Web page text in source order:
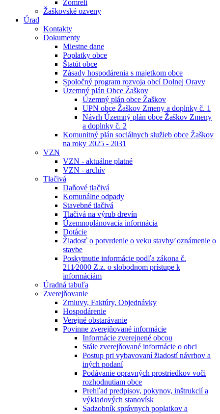
Zomreli
Žaškovské ozveny
Úrad
Kontakty
Dokumenty
Miestne dane
Poplatky obce
Štatút obce
Zásady hospodárenia s majetkom obce
Spoločný program rozvoja obcí Dolnej Oravy
Územný plán Obce Žaškov
Územný plán obce Žaškov
UPN obce Žaškov Zmeny a doplnky č. 1
Návrh Územný plán obce Žaškov Zmeny
a doplnky č. 2
Komunitný plán sociálnych služieb obce Žaškov
na roky 2025 - 2031
VZN
VZN - aktuálne platné
VZN - archív
Tlačivá
Daňové tlačivá
Komunálne odpady
Stavebné tlačivá
Tlačivá na výrub drevín
Územnoplánovacia informácia
Dotácie
Žiadosť o potvrdenie o veku stavby⁄ oznámenie o
stavbe
Poskytnutie informácie podľa zákona č.
211⁄2000 Z.z. o slobodnom prístupe k
informáciám
Úradná tabuľa
Zverejňovanie
Zmluvy, Faktúry, Objednávky
Hospodárenie
Verejné obstarávanie
Povinne zverejňované informácie
Informácie zverejnené obcou
Stále zverejňované informácie o obci
Postup pri vybavovaní žiadostí návrhov a
iných podaní
Podávanie opravných prostriedkov voči
rozhodnutiam obce
Prehľad predpisov, pokynov, inštrukcií a
výkladových stanovísk
Sadzobník správnych poplatkov a